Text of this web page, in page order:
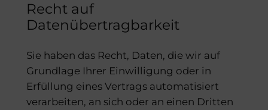
Recht auf
Datenübertragbarkeit
Sie haben das Recht, Daten, die wir auf
Grundlage Ihrer Einwilligung oder in
Erfüllung eines Vertrags automatisiert
verarbeiten, an sich oder an einen Dritten